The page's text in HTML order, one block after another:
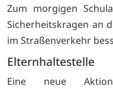
Zum morgigen
Sicherheitskragen an
im Straßenverkehr
Elternhaltestelle
Eine neue